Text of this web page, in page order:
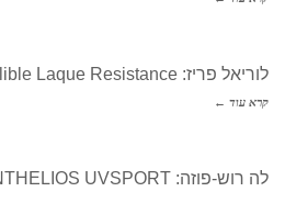
לוריאל פריז: Infallible Laque Resistance
קרא עוד ←
לה רוש-פוזה: ANTHELIOS UVSPORT